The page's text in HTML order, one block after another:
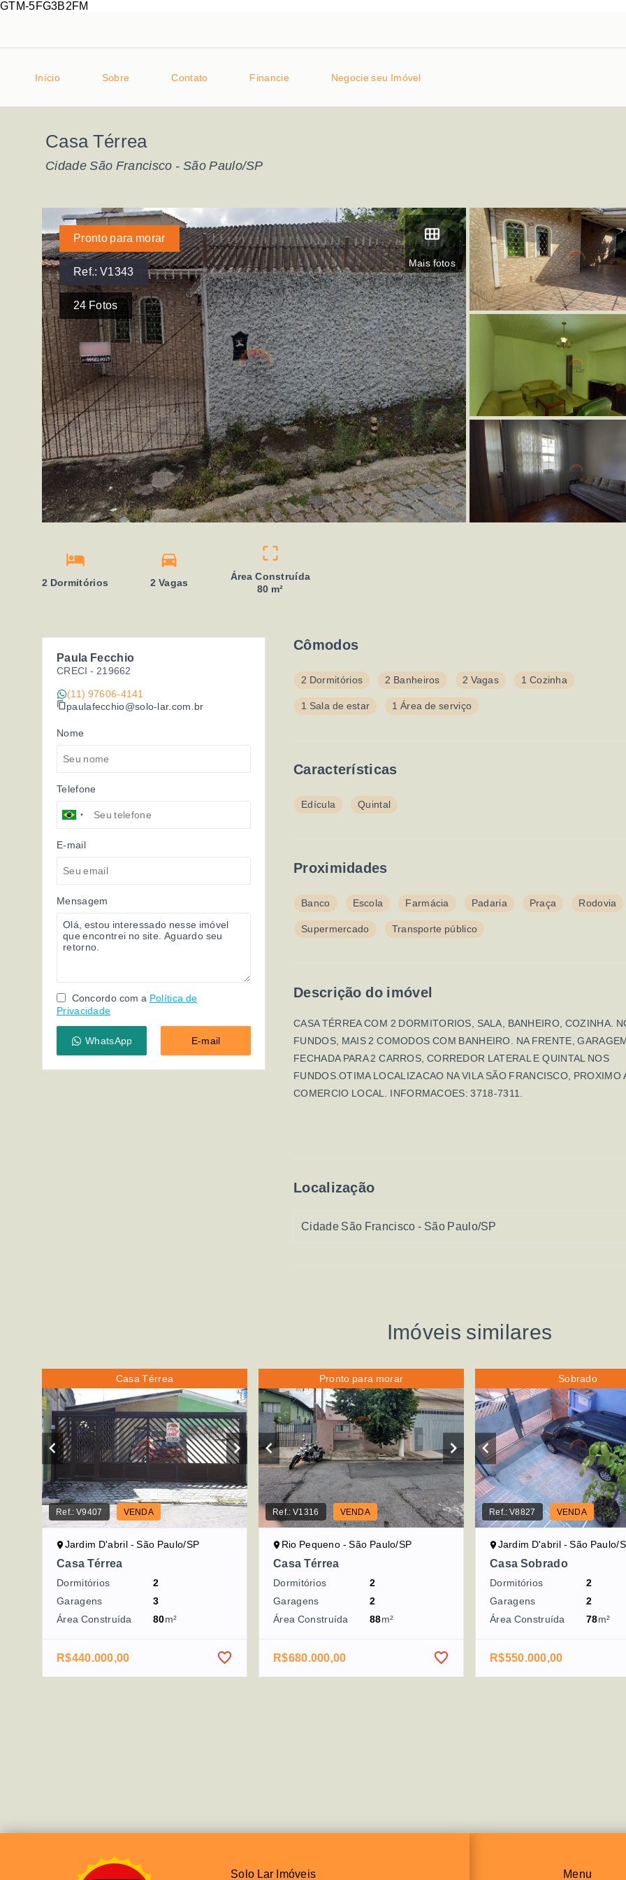
GTM-5FG3B2FM
Início Sobre Contato Financie Negocie seu Imóvel
Casa Térrea
Cidade São Francisco - São Paulo/SP
Mais fotos
Pronto para morar
Ref.:V1343
24 Fotos
2 Dormitórios 2 Vagas
Área Construída
80 m²
Paula Fecchio
CRECI - 219662
(11) 97606-4141
paulafecchio@solo-lar.com.br
Nome
Telefone
E-mail
Mensagem
Concordo com a Política de
Privacidade
WhatsApp E-mail
Cômodos
2 Dormitórios 2 Banheiros 2 Vagas 1 Cozinha
1 Sala de estar 1 Área de serviço
Características
Edícula Quintal
Proximidades
Banco Escola Farmácia Padaria Praça Rodovia
Supermercado Transporte público
Descrição do imóvel
CASA TÉRREA COM 2 DORMITORIOS, SALA, BANHEIRO, COZINHA.
FUNDOS, MAIS 2 COMODOS COM BANHEIRO. NA FRENTE,
FECHADA PARA 2 CARROS, CORREDOR LATERAL E QUINTAL NOS
FUNDOS.OTIMA LOCALIZACAO NA VILA SÃO FRANCISCO, PROXIMO
COMERCIO LOCAL. INFORMACOES: 3718-7311.
Localização
Cidade São Francisco - São Paulo/SP
Imóveis similares
Casa Térrea
Ref.:V9407 VENDA
Jardim D'abril - São Paulo/SP
Casa Térrea
Dormitórios
2
Garagens
3
Área Construída
80m²
R$440.000,00
Pronto para morar
Ref.:V1316 VENDA
Rio Pequeno - São Paulo/SP
Casa Térrea
Dormitórios
2
Garagens
2
Área Construída
88m²
R$680.000,00
Sobrado
Ref.:V8827 VENDA
Jardim D'abril - São Paulo/
Casa Sobrado
Dormitórios
2
Garagens
2
Área Construída
78m²
R$550.000,00
Menu
Solo Lar Imóveis